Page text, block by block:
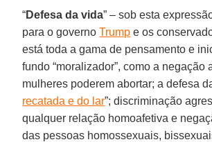
“Defesa da vida” – sob esta
para o governoTrump e os
está toda a gama de pensamento e
fundo “moralizador”, como a negação
mulheres poderem abortar; a defesa
recatada e do lar”; discriminação
qualquer relação homoafetiva e
das pessoas homossexuais,